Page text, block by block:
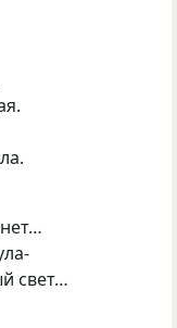
свет…